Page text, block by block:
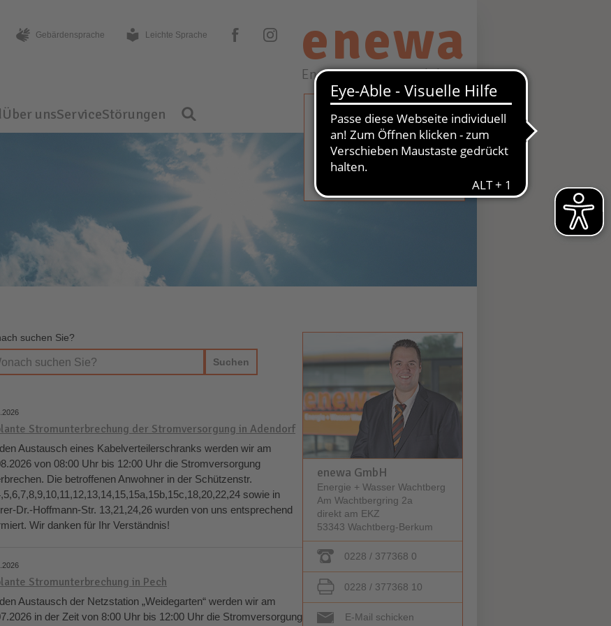
enewa
Energie + Wasser Wachtberg
Gebärden­sprache Leichte Sprache facebook instagram
Über unsServiceStörungen
STROM
GAS
WASSER
suchen Sie?
Stromunterbrechung der Stromversorgung in Adendorf
Austausch eines Kabelverteilerschranks werden wir am
von 08:00 Uhr bis 12:00 Uhr die Stromversorgung
Die betroffenen Anwohner in der Schützenstr.
sowie in
Dr.-Hoffmann-Str. 13,21,24,26 wurden von uns entsprechend
Wir danken für Ihr Verständnis!
Stromunterbrechung in Pech
Austausch der Netzstation „Weidegarten“ werden wir am
in der Zeit von 8:00 Uhr bis 12:00 Uhr die Stromversorgung
enewa GmbH
Energie + Wasser Wachtberg
Am Wachtbergring 2a
direkt am EKZ
53343 Wachtberg-Berkum
0228 / 377368 0
0228 / 377368 10
E-Mail schicken